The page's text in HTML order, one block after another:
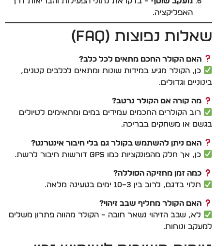
האפליקציה.
שאלות נפוצות (FAQ)
האם הקולר החכם מתאים לכל כלב?
כן, הקולר מגיע במידות שונות ומתאים לכלבים קטנים,
בינוניים וגדולים.
מה קורה אם הקולר נרטב?
רוב הקולרים החכמים עמידים במים ומתאימים לטיולים
בגשם או משחקים בבריכה.
האם ניתן להשתמש בקולר גם בלי חיבור אינטרנט?
כן, אך חלק מהפונקציות כמו GPS דורשות חיבור לרשת.
כמה זמן מחזיקה הסוללה?
תלוי בדגם, לרוב בין 3–10 ימים בטעינה מלאה.
האם הקולר מחליף שבב זיהוי?
לא, שבב הזיהוי נשאר חובה – הקולר מהווה פתרון משלים
למעקב ונוחות.